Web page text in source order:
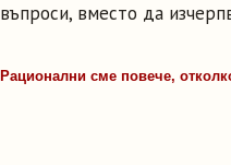
въпроси, вместо да
Рационални сме повече,